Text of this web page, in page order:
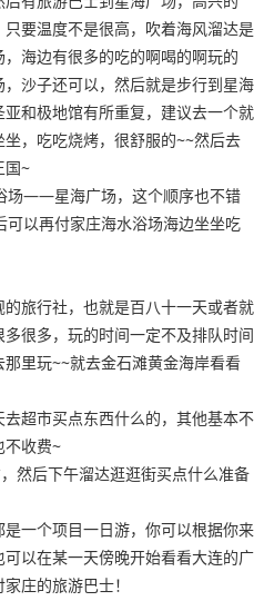
要温度不是很高，吹着海风溜达是
海边有很多的吃的啊喝的啊玩的
沙子还可以，然后就是步行到星海
和极地馆有所重复，建议去一个就
，吃吃烧烤，很舒服的~~然后去
国~
——星海广场，这个顺序也不错
以再付家庄海水浴场海边坐坐吃
旅行社，也就是百八十一天或者就
很多，玩的时间一定不及排队时间
里玩~~就去金石滩黄金海岸看看
超市买点东西什么的，其他基本不
不收费~
然后下午溜达逛逛街买点什么准备
一个项目一日游，你可以根据你来
以在某一天傍晚开始看看大连的广
庄的旅游巴士！